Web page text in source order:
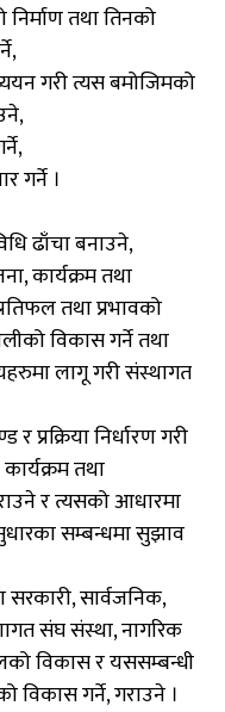
निर्माण तथा तिनको
गरी त्यस बमोजिमको
गर्ने ।
ढाँचा बनाउने,
कार्यक्रम तथा
तथा प्रभावको
विकास गर्ने तथा
लागू गरी संस्थागत
निर्धारण गरी
कार्यक्रम तथा
र त्यसको आधारमा
सम्बन्धमा सुझाव
सार्वजनिक,
संघ संस्था, नागरिक
विकास र यससम्बन्धी
विकास गर्ने, गराउने ।